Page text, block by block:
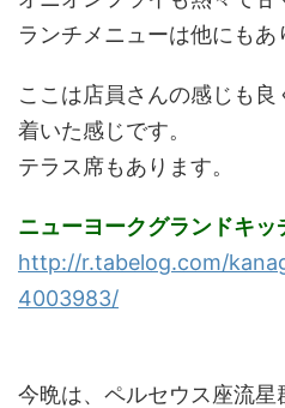
ランチメニューは他にもあ
ここは店員さんの感じも
着いた感じです。
テラス席もあります。
ニューヨークグランドキッ
http://r.tabelog.com/
4003983/
今晩は、ペルセウス座流